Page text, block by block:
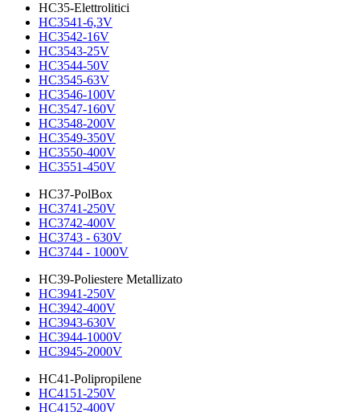
HC35-Elettrolitici
HC3541-6,3V
HC3542-16V
HC3543-25V
HC3544-50V
HC3545-63V
HC3546-100V
HC3547-160V
HC3548-200V
HC3549-350V
HC3550-400V
HC3551-450V
HC37-PolBox
HC3741-250V
HC3742-400V
HC3743 - 630V
HC3744 - 1000V
HC39-Poliestere Metallizato
HC3941-250V
HC3942-400V
HC3943-630V
HC3944-1000V
HC3945-2000V
HC41-Polipropilene
HC4151-250V
HC4152-400V